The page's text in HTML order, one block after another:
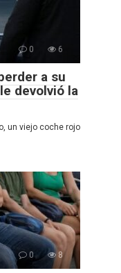
0 6
a su
devolvió la
un viejo coche rojo
0 8